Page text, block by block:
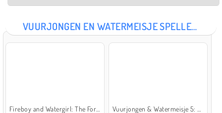
VUURJONGEN EN WATERMEISJE SPELLETJES